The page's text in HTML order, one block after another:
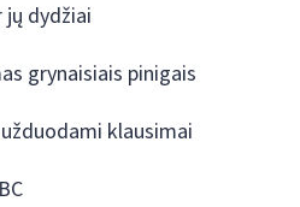
jų dydžiai
grynaisiais pinigais
klausimai